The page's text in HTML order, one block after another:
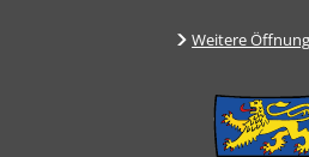
Weitere